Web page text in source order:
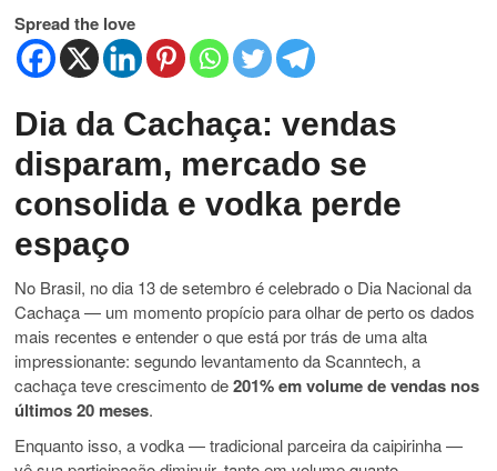
Spread the love
Dia da Cachaça: vendas
disparam, mercado se
consolida e vodka perde
espaço
No Brasil, no dia 13 de setembro é celebrado o Dia Nacional da
Cachaça — um momento propício para olhar de perto os dados
mais recentes e entender o que está por trás de uma alta
impressionante: segundo levantamento da Scanntech, a
cachaça teve crescimento de201% em volume de vendas nos
últimos 20 meses.
Enquanto isso, a vodka — tradicional parceira da caipirinha —